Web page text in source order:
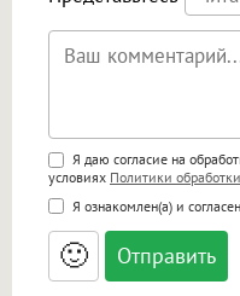
Поддержка HTML
<b>, <strong>,
<small>, <sup>,
<blockquote>,
адреса URL
ссылками, и
Я даю согласие на
условиях Политики
Я ознакомлен(а) и
🙂